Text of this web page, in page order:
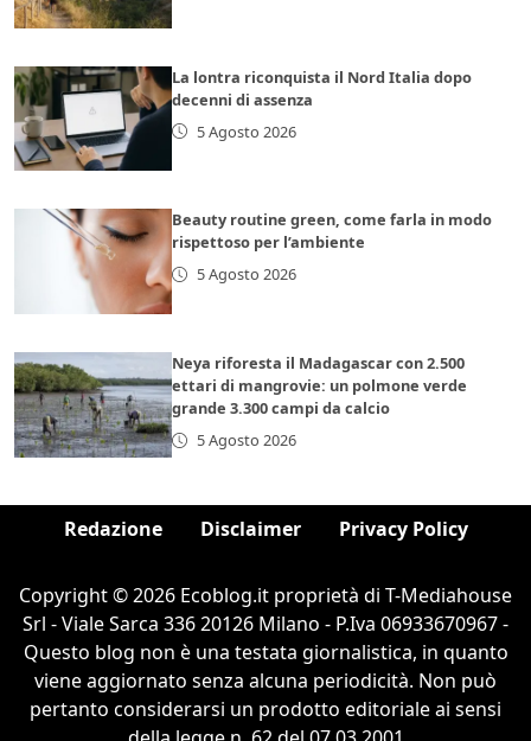
La lontra riconquista il Nord Italia dopo
decenni di assenza
5 Agosto 2026
Beauty routine green, come farla in modo
rispettoso per l’ambiente
5 Agosto 2026
Neya riforesta il Madagascar con 2.500
ettari di mangrovie: un polmone verde
grande 3.300 campi da calcio
5 Agosto 2026
Redazione Disclaimer Privacy Policy
Copyright © 2026 Ecoblog.it proprietà di T-Mediahouse
Srl - Viale Sarca 336 20126 Milano - P.Iva 06933670967 -
Questo blog non è una testata giornalistica, in quanto
viene aggiornato senza alcuna periodicità. Non può
pertanto considerarsi un prodotto editoriale ai sensi